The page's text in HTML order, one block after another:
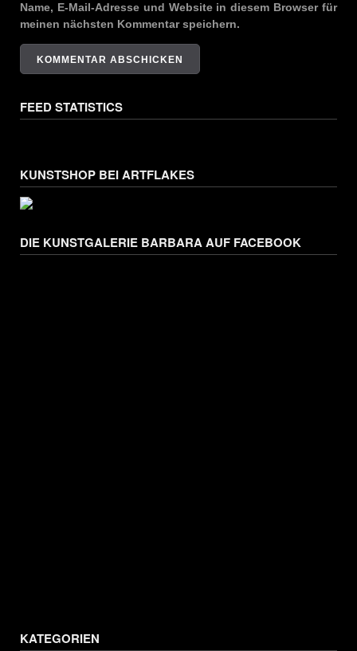
Name, E-Mail-Adresse und Website in diesem Browser für
meinen nächsten Kommentar speichern.
FEED STATISTICS
KUNSTSHOP BEI ARTFLAKES
DIE KUNSTGALERIE BARBARA AUF FACEBOOK
KATEGORIEN